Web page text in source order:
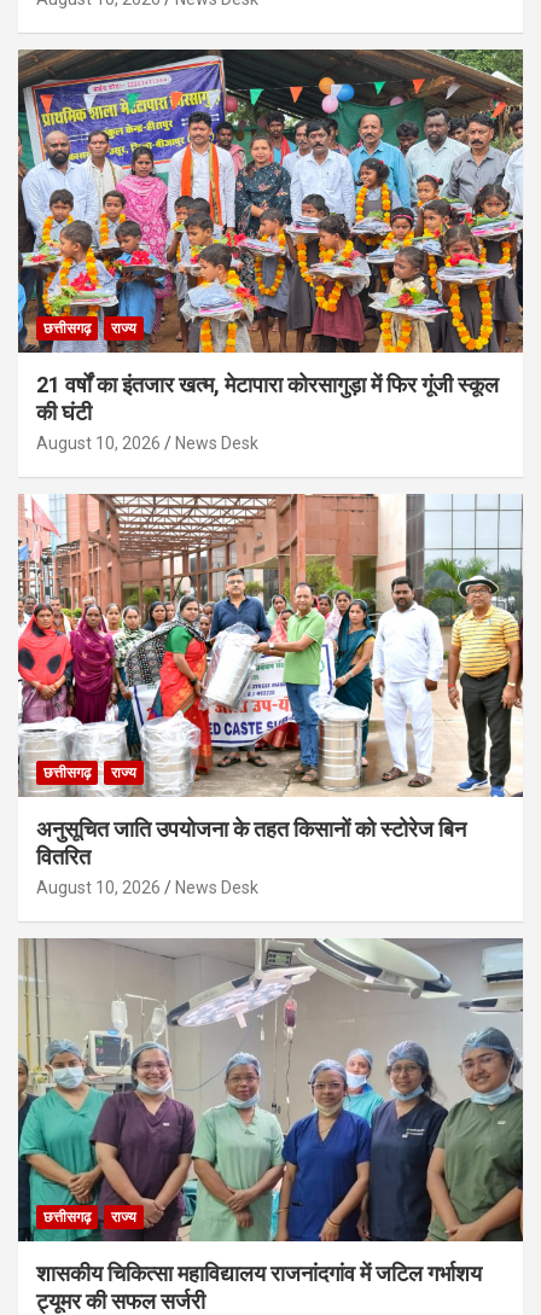
छत्तीसगढ़ राज्य
21 वर्षों का इंतजार खत्म, मेटापारा कोरसागुड़ा में फिर गूंजी स्कूल
की घंटी
August 10, 2026 News Desk
छत्तीसगढ़ राज्य
अनुसूचित जाति उपयोजना के तहत किसानों को स्टोरेज बिन
वितरित
August 10, 2026 News Desk
छत्तीसगढ़ राज्य
शासकीय चिकित्सा महाविद्यालय राजनांदगांव में जटिल गर्भाशय
ट्यूमर की सफल सर्जरी